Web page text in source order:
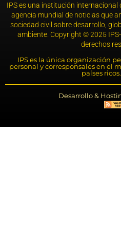
IPS es una institución internacional
agencia mundial de noticias que
sociedad civil sobre desarrollo,
ambiente. Copyright © 2025
derechos
IPS es la única organización
personal y corresponsales en el
países
Desarrollo &